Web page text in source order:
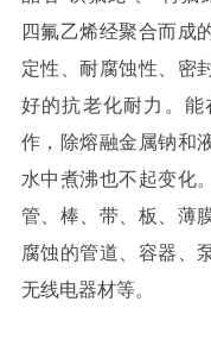
四氟乙烯经聚合而成
定性、耐腐蚀性、密
好的抗老化耐力。
作，除熔融金属钠和
水中煮沸也不起变化
管、棒、带、板、薄
腐蚀的管道、容器、
无线电器材等。